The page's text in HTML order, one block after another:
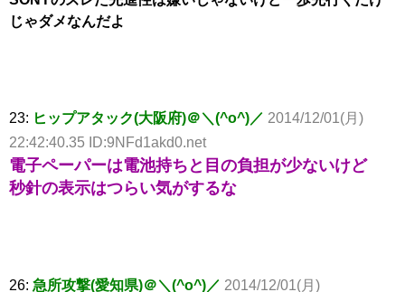
じゃダメなんだよ
23: ヒップアタック(大阪府)＠＼(^o^)／ 2014/12/01(月)
22:42:40.35 ID:9NFd1akd0.net
電子ペーパーは電池持ちと目の負担が少ないけど
秒針の表示はつらい気がするな
26: 急所攻撃(愛知県)＠＼(^o^)／ 2014/12/01(月)